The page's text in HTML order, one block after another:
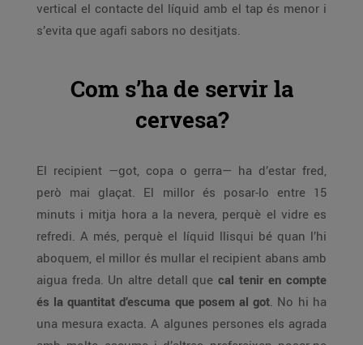
vertical el contacte del líquid amb el tap és menor i
s’evita que agafi sabors no desitjats.
Com s’ha de servir la
cervesa?
El recipient —got, copa o gerra— ha d’estar fred,
però mai glaçat. El millor és posar-lo entre 15
minuts i mitja hora a la nevera, perquè el vidre es
refredi. A més, perquè el líquid llisqui bé quan l’hi
aboquem, el millor és mullar el recipient abans amb
aigua freda. Un altre detall que cal tenir en compte
és la quantitat d’escuma que posem al got. No hi ha
una mesura exacta. A algunes persones els agrada